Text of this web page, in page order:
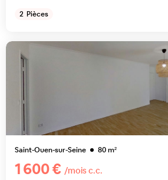
2 Pièces
Saint-Ouen-sur-Seine 80m²
1 600 € /mois c.c.